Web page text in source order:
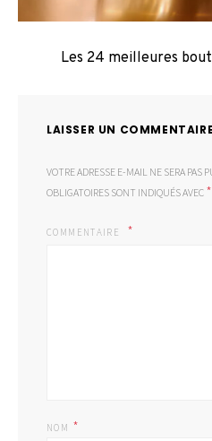
Les 24 meilleures
LAISSER UN COMMENTAIRE
VOTRE ADRESSE E-MAIL NE SERA PAS
OBLIGATOIRES SONT INDIQUÉS AVEC *
COMMENTAIRE
NOM *